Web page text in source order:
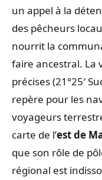
un appel à la
des pêcheurs
nourrit la
faire ancestral. La
précises (21°25′
repère pour les
voyageurs
carte de l’est de
que son rôle de
régional est